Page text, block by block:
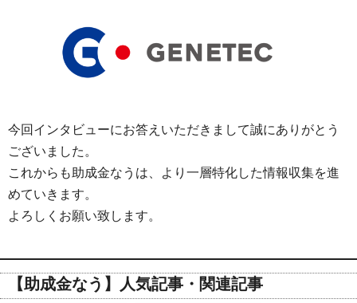
今回インタビューにお答えいただきまして誠にありがとう
ございました。
これからも助成金なうは、より一層特化した情報収集を進
めていきます。
よろしくお願い致します。
【助成金なう】人気記事・関連記事